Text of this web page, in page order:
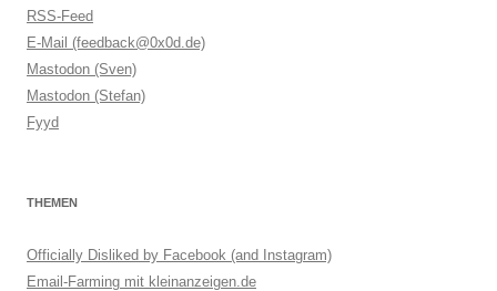
RSS-Feed
E-Mail (feedback@0x0d.de)
Mastodon (Sven)
Mastodon (Stefan)
Fyyd
THEMEN
Officially Disliked by Facebook (and Instagram)
Email-Farming mit kleinanzeigen.de